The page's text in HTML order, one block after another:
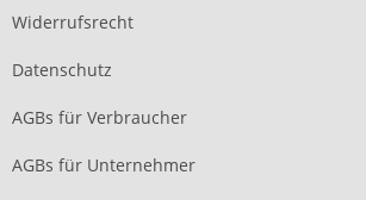
Widerrufsrecht
Datenschutz
AGBs für Verbraucher
AGBs für Unternehmer